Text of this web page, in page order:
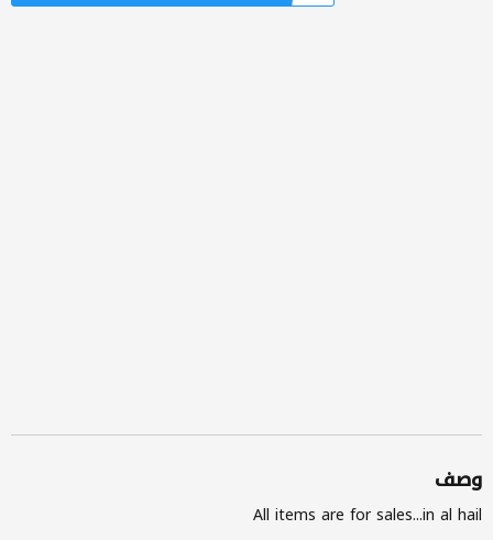
وصف
All items are for sales...in al hail